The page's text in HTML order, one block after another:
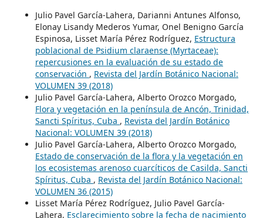
Julio Pavel García-Lahera, Darianni Antunes Alfonso,
Elonay Lisandy Mederos Yumar, Onel Benigno García
Espinosa, Lisset María Pérez Rodríguez, Estructura
poblacional de Psidium claraense (Myrtaceae):
repercusiones en la evaluación de su estado de
conservación , Revista del Jardín Botánico Nacional:
VOLUMEN 39 (2018)
Julio Pavel García-Lahera, Alberto Orozco Morgado,
Flora y vegetación en la península de Ancón, Trinidad,
Sancti Spíritus, Cuba , Revista del Jardín Botánico
Nacional: VOLUMEN 39 (2018)
Julio Pavel García-Lahera, Alberto Orozco Morgado,
Estado de conservación de la flora y la vegetación en
los ecosistemas arenoso cuarcíticos de Casilda, Sancti
Spíritus, Cuba , Revista del Jardín Botánico Nacional:
VOLUMEN 36 (2015)
Lisset María Pérez Rodríguez, Julio Pavel García-
Lahera, Esclarecimiento sobre la fecha de nacimiento